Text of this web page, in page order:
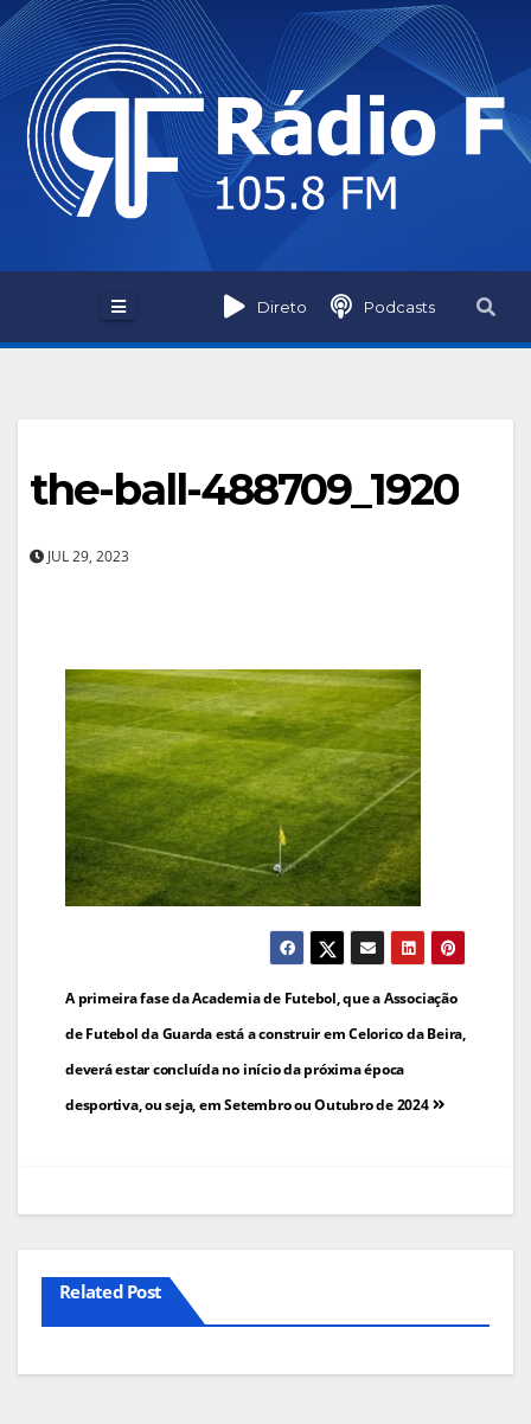
Skip
to
content
Direto Podcasts
the-ball-488709_1920
JUL 29, 2023
Navegação
de
artigos
A primeira fase da Academia de Futebol, que a Associação
de Futebol da Guarda está a construir em Celorico da Beira,
deverá estar concluída no início da próxima época
desportiva, ou seja, em Setembro ou Outubro de 2024
Related Post